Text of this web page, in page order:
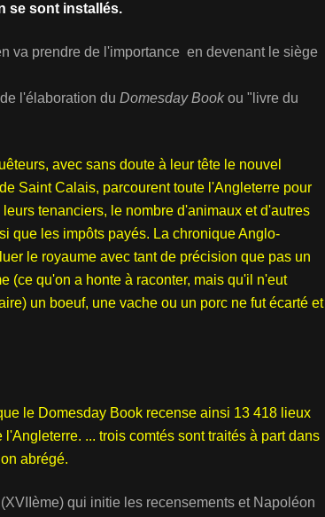
se sont installés.
va prendre de l'importance en devenant le siège
l'élaboration du Domesday Bookou "livre du
avec sans doute à leur tête le nouvel
Saint Calais, parcourent toute l'Angleterre pour
tenanciers, le nombre d'animaux et d'autres
que les impôts payés. La chronique Anglo-
le royaume avec tant de précision que pas un
(ce qu'on a honte à raconter, mais qu'il n'eut
un boeuf, une vache ou un porc ne fut écarté et
le Domesday Book recense ainsi 13 418 lieux
... trois comtés sont traités à part dans
abrégé.
qui initie les recensements et Napoléon